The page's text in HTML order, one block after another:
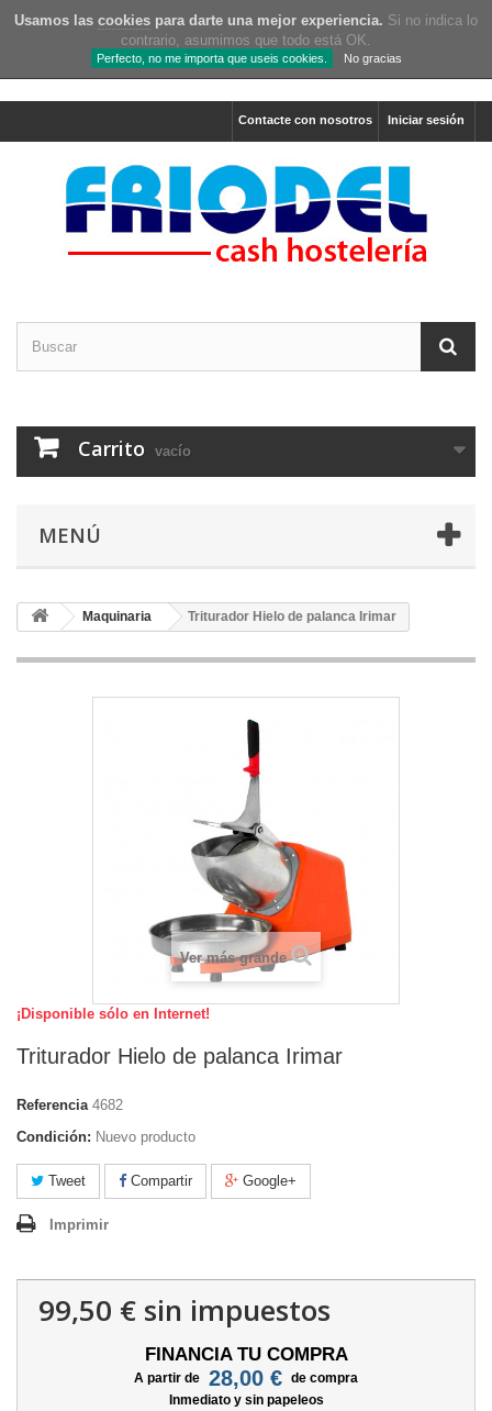
Usamos las cookies para darte una mejor experiencia. Si no indica lo
contrario, asumimos que todo está OK.
Perfecto, no me importa que useis cookies. No gracias
Iniciar sesión
Contacte con nosotros
Carrito vacío
MENÚ
Maquinaria Triturador Hielo de palanca Irimar
Ver más grande
¡Disponible sólo en Internet!
Triturador Hielo de palanca Irimar
Referencia 4682
Condición: Nuevo producto
Tweet Compartir Google+
Imprimir
99,50 € sin impuestos
FINANCIA TU COMPRA
A partir de 28,00 € de compra
Inmediato y sin papeleos